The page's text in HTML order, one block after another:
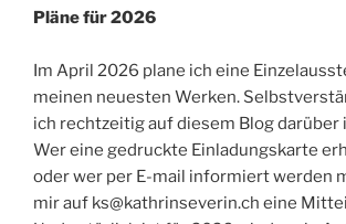
Pläne für 2026
Im April 2026 plane ich eine
meinen neuesten Werken.
ich rechtzeitig auf diesem Blog
Wer eine gedruckte Einladungskarte
oder wer per E-mail informiert werden
mir auf ks@kathrinseverin.ch eine